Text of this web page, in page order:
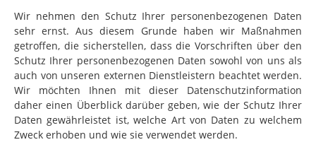
Wir nehmen den Schutz Ihrer personenbezogenen Daten
sehr ernst. Aus diesem Grunde haben wir Maßnahmen
getroffen, die sicherstellen, dass die Vorschriften über den
Schutz Ihrer personenbezogenen Daten sowohl von uns als
auch von unseren externen Dienstleistern beachtet werden.
Wir möchten Ihnen mit dieser Datenschutzinformation
daher einen Überblick darüber geben, wie der Schutz Ihrer
Daten gewährleistet ist, welche Art von Daten zu welchem
Zweck erhoben und wie sie verwendet werden.